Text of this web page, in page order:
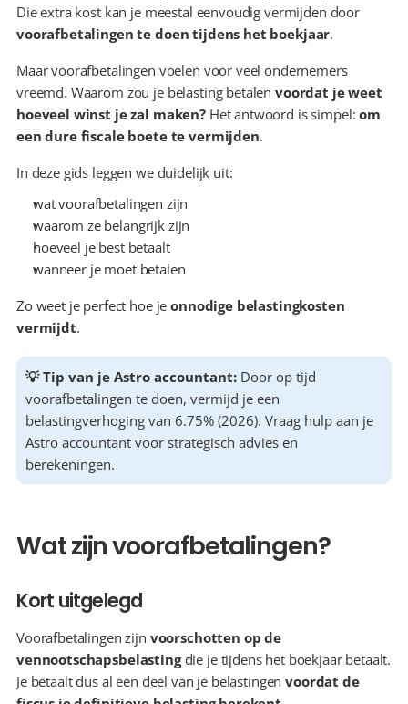
Die extra kost kan je meestal eenvoudig vermijden door
voorafbetalingen te doen tijdens het boekjaar.
Maar voorafbetalingen voelen voor veel ondernemers
vreemd. Waarom zou je belasting betalen voordat je weet
hoeveel winst je zal maken? Het antwoord is simpel: om
een dure fiscale boete te vermijden.
In deze gids leggen we duidelijk uit:
wat voorafbetalingen zijn
waarom ze belangrijk zijn
hoeveel je best betaalt
wanneer je moet betalen
Zo weet je perfect hoe je onnodige belastingkosten
vermijdt.
💡 Tip van je Astro accountant: Door op tijd
voorafbetalingen te doen, vermijd je een
belastingverhoging van 6.75% (2026). Vraag hulp aan je
Astro accountant voor strategisch advies en
berekeningen.
Wat zijn voorafbetalingen?
Kort uitgelegd
Voorafbetalingen zijn voorschotten op de
vennootschapsbelasting die je tijdens het boekjaar betaalt.
Je betaalt dus al een deel van je belastingen voordat de